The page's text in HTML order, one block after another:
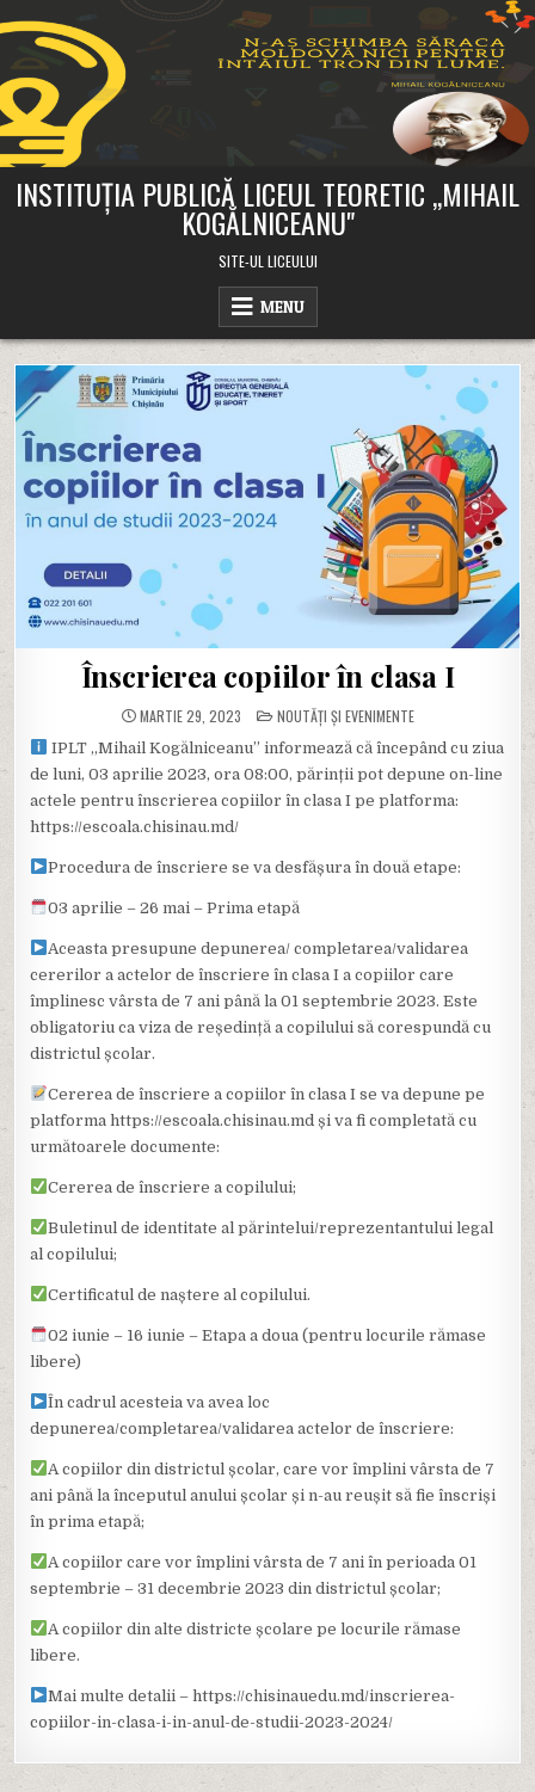
to
INSTITUȚIA PUBLICĂ LICEUL TEORETIC ,,MIHAIL
KOGĂLNICEANU"
SITE-UL LICEULUI
MENU
Înscrierea copiilor în clasa I
MARTIE 29, 2023 POSTED
IN
NOUTĂȚI ȘI EVENIMENTE
IPLT ,,Mihail Kogălniceanu” informează că începând cu ziua
de luni, 03 aprilie 2023, ora 08:00, părinții pot depune on-line
actele pentru înscrierea copiilor în clasa I pe platforma:
https://escoala.chisinau.md/
Procedura de înscriere se va desfășura în două etape:
03 aprilie – 26 mai – Prima etapă
Aceasta presupune depunerea/ completarea/validarea
cererilor a actelor de înscriere în clasa I a copiilor care
împlinesc vârsta de 7 ani până la 01 septembrie 2023. Este
obligatoriu ca viza de reședință a copilului să corespundă cu
districtul școlar.
Cererea de înscriere a copiilor în clasa I se va depune pe
platforma https://escoala.chisinau.md și va fi completată cu
următoarele documente:
Cererea de înscriere a copilului;
Buletinul de identitate al părintelui/reprezentantului legal
al copilului;
Certificatul de naștere al copilului.
02 iunie – 16 iunie – Etapa a doua (pentru locurile rămase
libere)
În cadrul acesteia va avea loc
depunerea/completarea/validarea actelor de înscriere:
A copiilor din districtul școlar, care vor împlini vârsta de 7
ani până la începutul anului școlar și n-au reușit să fie înscriși
în prima etapă;
A copiilor care vor împlini vârsta de 7 ani în perioada 01
septembrie – 31 decembrie 2023 din districtul școlar;
A copiilor din alte districte școlare pe locurile rămase
libere.
Mai multe detalii – https://chisinauedu.md/inscrierea-
copiilor-in-clasa-i-in-anul-de-studii-2023-2024/